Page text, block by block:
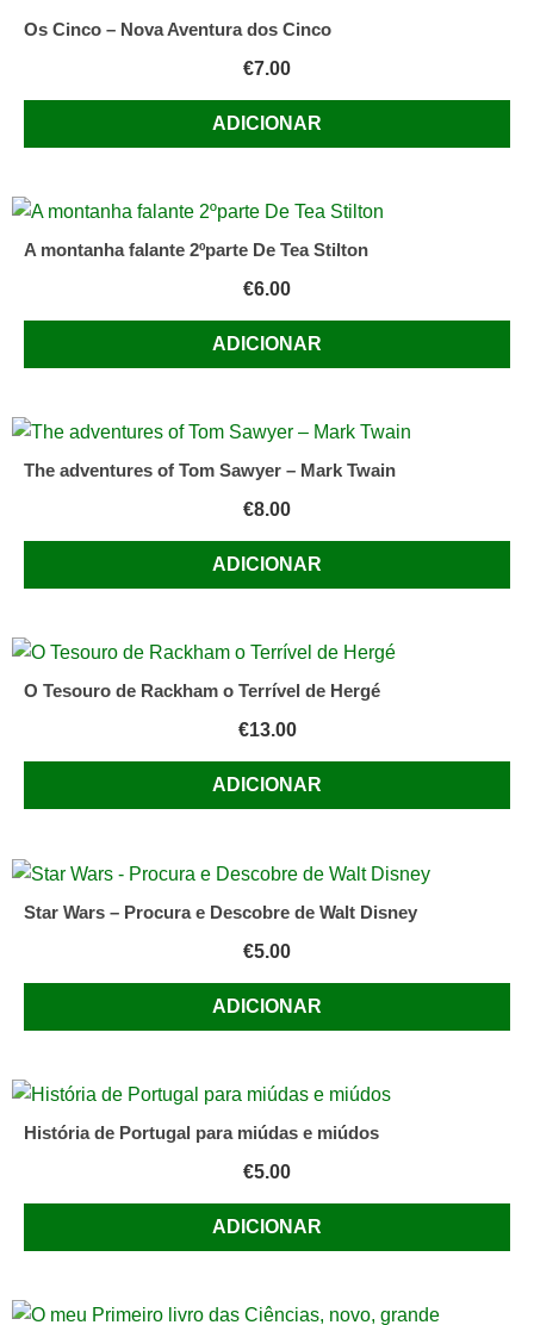
Os Cinco – Nova Aventura dos Cinco
€7.00
ADICIONAR
A montanha falante 2ºparte De Tea Stilton
€6.00
ADICIONAR
The adventures of Tom Sawyer – Mark Twain
€8.00
ADICIONAR
O Tesouro de Rackham o Terrível de Hergé
€13.00
ADICIONAR
Star Wars – Procura e Descobre de Walt Disney
€5.00
ADICIONAR
História de Portugal para miúdas e miúdos
€5.00
ADICIONAR